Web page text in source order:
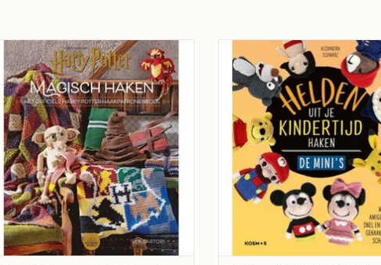
Lannoo Harry Potter magisch haken - Lee
Sartori
TOEVOEGEN AAN WINKELWAGEN
Helden uit je kindertijd haken: de
Schwarz
TOEVOEGEN AAN